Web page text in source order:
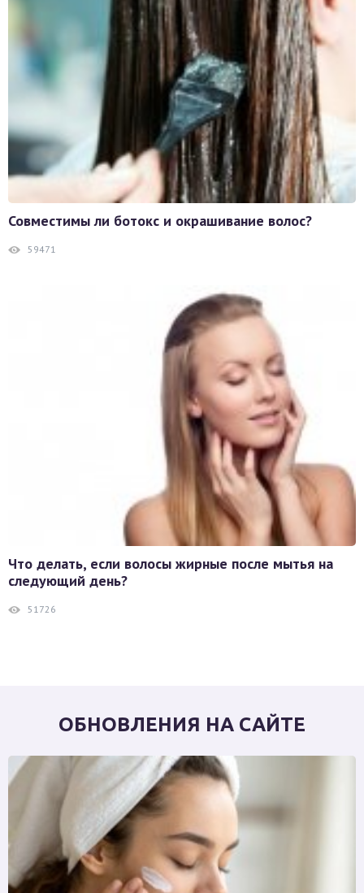
Совместимы ли ботокс и окрашивание волос?
59471
Что делать, если волосы жирные после мытья на
следующий день?
51726
ОБНОВЛЕНИЯ НА САЙТЕ